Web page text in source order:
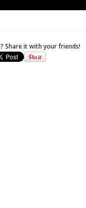
Share it with your friends!